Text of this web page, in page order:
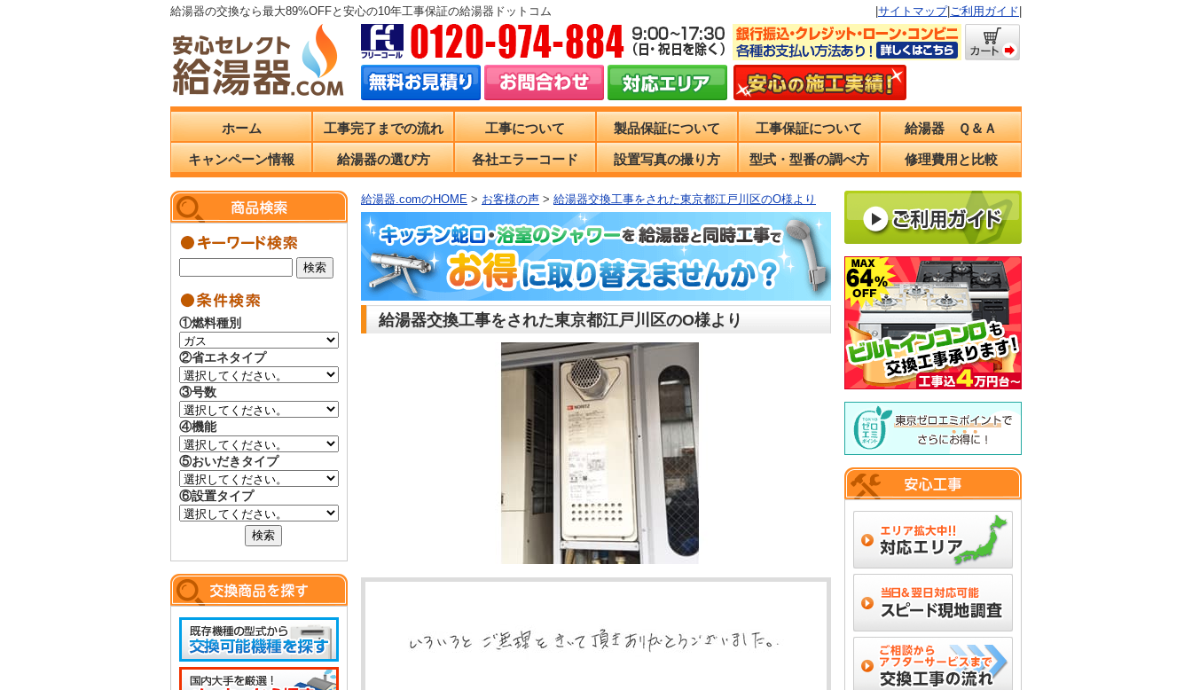
給湯器の交換なら最大89%OFFと安心の10年工事保証の給湯器ドットコム サイトマップ| ご利用ガイド
ホーム 工事完了までの流れ 工事について 製品保証について 工事保証について 給湯器 Ｑ＆Ａ
キャンペーン情報 給湯器の選び方 各社エラーコード 設置写真の撮り方 型式・型番の調べ方 修理費用と比較
①燃料種別
②省エネタイプ
③号数
④機能
⑤おいだきタイプ
⑥設置タイプ
給湯器.comのHOME > お客様の声 > 給湯器交換工事をされた東京都江戸川区のO様より
給湯器交換工事をされた東京都江戸川区のO様より